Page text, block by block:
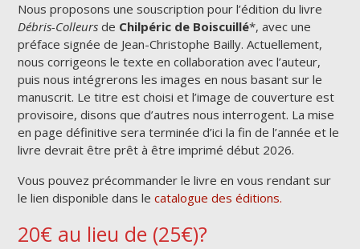
Nous proposons une souscription pour l’édition du livre
Débris-Colleurs de Chilpéric de Boiscuillé*, avec une
préface signée de Jean-Christophe Bailly. Actuellement,
nous corrigeons le texte en collaboration avec l’auteur,
puis nous intégrerons les images en nous basant sur le
manuscrit. Le titre est choisi et l’image de couverture est
provisoire, disons que d’autres nous interrogent. La mise
en page définitive sera terminée d’ici la fin de l’année et le
livre devrait être prêt à être imprimé début 2026.
Vous pouvez précommander le livre en vous rendant sur
le lien disponible dans lecatalogue des éditions.
20€ au lieu de (25€)?